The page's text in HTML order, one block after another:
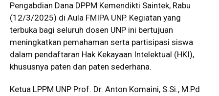
Pengabdian Dana DPPM Kemendikti Saintek, Rabu
(12/3/2025) di Aula FMIPA UNP. Kegiatan yang
terbuka bagi seluruh dosen UNP ini bertujuan
meningkatkan pemahaman serta partisipasi siswa
dalam pendaftaran Hak Kekayaan Intelektual (HKI),
khususnya paten dan paten sederhana.
Ketua LPPM UNP Prof. Dr. Anton Komaini, S.Si., M.Pd